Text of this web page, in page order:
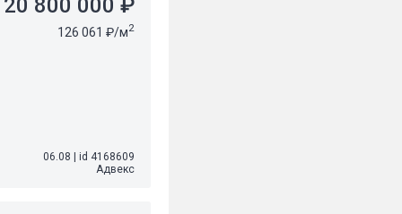
20 800 000 ₽
126 061 ₽/м2
06.08
id 4168609
Адвекс